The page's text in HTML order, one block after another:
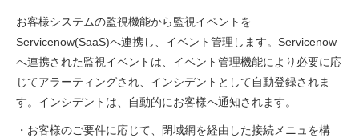
お客様システムの監視機能から監視イベントを
Servicenow(SaaS)へ連携し、イベント管理します。Servicenow
へ連携された監視イベントは、イベント管理機能により必要に応
じてアラーティングされ、インシデントとして自動登録されま
す。インシデントは、自動的にお客様へ通知されます。
・お客様のご要件に応じて、閉域網を経由した接続メニュを構